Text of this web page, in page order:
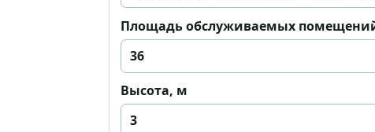
Площадь обслуживаемых
Высота, м